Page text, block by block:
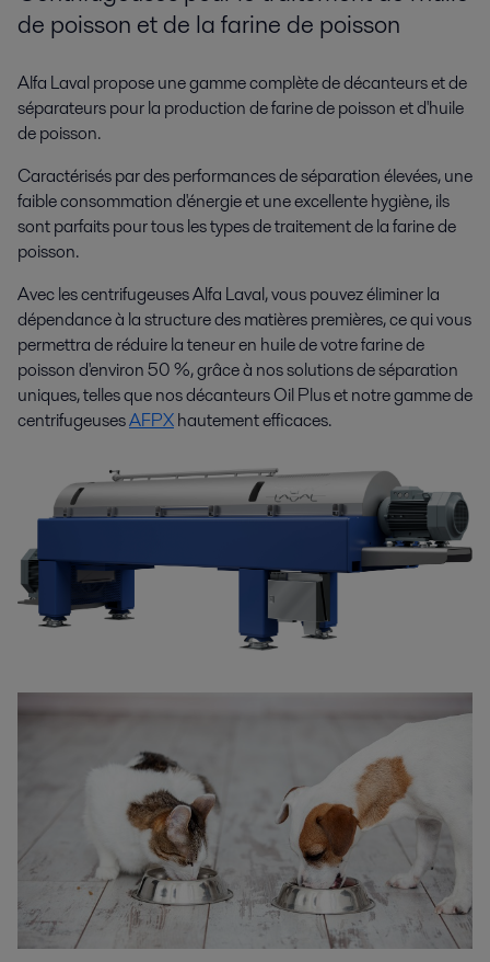
de poisson et de la farine de poisson
Alfa Laval propose une gamme complète de décanteurs et de
séparateurs pour la production de farine de poisson et d'huile
de poisson.
Caractérisés par des performances de séparation élevées, une
faible consommation d'énergie et une excellente hygiène, ils
sont parfaits pour tous les types de traitement de la farine de
poisson.
Avec les centrifugeuses Alfa Laval, vous pouvez éliminer la
dépendance à la structure des matières premières, ce qui vous
permettra de réduire la teneur en huile de votre farine de
poisson d'environ 50 %, grâce à nos solutions de séparation
uniques, telles que nos décanteurs Oil Plus et notre gamme de
centrifugeusesAFPXhautement efficaces.